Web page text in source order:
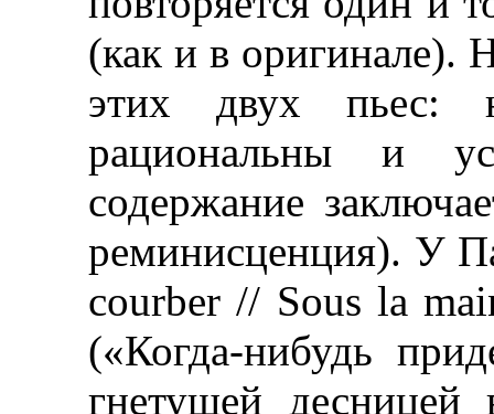
(как и в оригинале).
этих двух пьес:
рациональны и
содержание
реминисценция). У
courber // Sous la
(«Когда-нибудь
гнетущей